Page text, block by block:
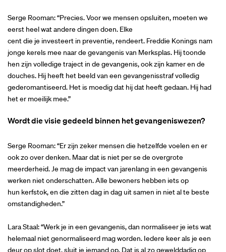
Serge Rooman: “Precies. Voor we mensen opsluiten, moeten we
eerst heel wat andere dingen doen. Elke
cent die je investeert in preventie, rendeert. Freddie Konings nam
jonge kerels mee naar de gevangenis van Merksplas. Hij toonde
hen zijn volledige traject in de gevangenis, ook zijn kamer en de
douches. Hij heeft het beeld van een gevangenisstraf volledig
gederomantiseerd. Het is moedig dat hij dat heeft gedaan. Hij had
het er moeilijk mee.”
Wordt die visie gedeeld binnen het gevangeniswezen?
Serge Rooman: “Er zijn zeker mensen die hetzelfde voelen en er
ook zo over denken. Maar dat is niet per se de overgrote
meerderheid. Je mag de impact van jarenlang in een gevangenis
werken niet onderschatten. Alle bewoners hebben iets op
hun kerfstok, en die zitten dag in dag uit samen in niet al te beste
omstandigheden.”
Lara Staal: “Werk je in een gevangenis, dan normaliseer je iets wat
helemaal niet genormaliseerd mag worden. Iedere keer als je een
deur op slot doet, sluit je iemand op. Dat is al zo gewelddadig op